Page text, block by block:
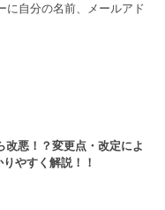
に自分の名前、メールアド
悪！？変更点・改定によ
やすく解説！！